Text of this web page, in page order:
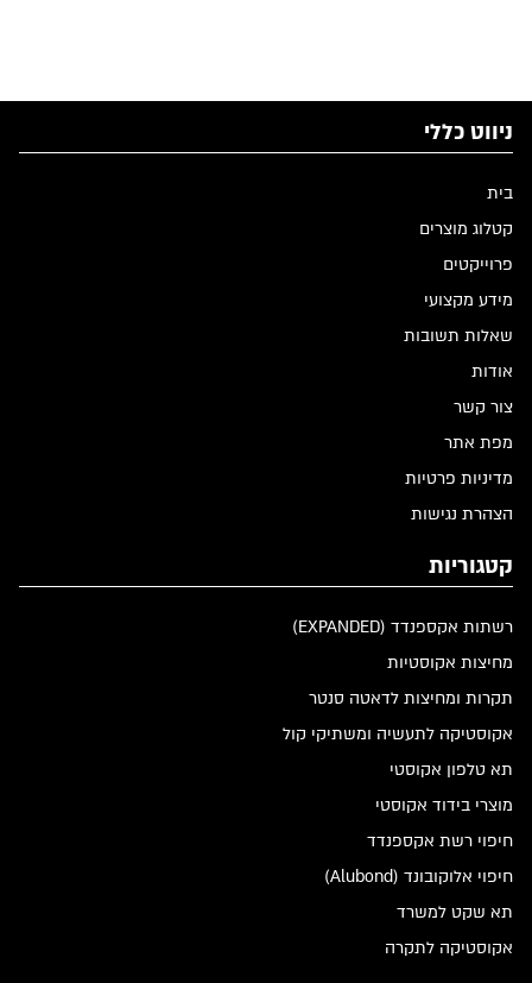
ניווט כללי
בית
קטלוג מוצרים
פרוייקטים
מידע מקצועי
שאלות תשובות
אודות
צור קשר
מפת אתר
מדיניות פרטיות
הצהרת נגישות
קטגוריות
רשתות אקספנדד (EXPANDED)
מחיצות אקוסטיות
תקרות ומחיצות לדאטה סנטר
אקוסטיקה לתעשיה ומשתיקי קול
תא טלפון אקוסטי
מוצרי בידוד אקוסטי
חיפוי רשת אקספנדד
חיפוי אלוקובונד (Alubond)
תא שקט למשרד
אקוסטיקה לתקרה